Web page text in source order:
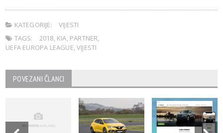
KATEGORIJE:
VIJESTI
TAGS:
2018 KIA PARTNER
UEFA EUROPA LEAGUE ,VIJESTI
POVEZANI ČLANCI